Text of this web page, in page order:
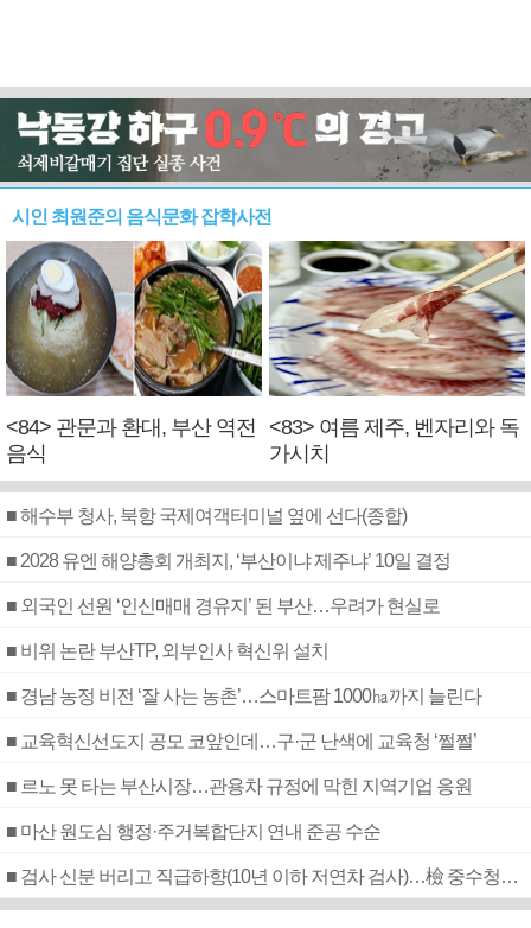
시인 최원준의 음식문화 잡학사전
<84> 관문과 환대, 부산 역전
음식
<83> 여름 제주, 벤자리와 독
가시치
■ 해수부 청사, 북항 국제여객터미널 옆에 선다(종합)
■ 2028 유엔 해양총회 개최지, ‘부산이냐 제주냐’ 10일 결정
■ 외국인 선원 ‘인신매매 경유지’ 된 부산…우려가 현실로
■ 비위 논란 부산TP, 외부인사 혁신위 설치
■ 경남 농정 비전 ‘잘 사는 농촌’…스마트팜 1000㏊까지 늘린다
■ 교육혁신선도지 공모 코앞인데…구·군 난색에 교육청 ‘쩔쩔’
■ 르노 못 타는 부산시장…관용차 규정에 막힌 지역기업 응원
■ 마산 원도심 행정·주거복합단지 연내 준공 수순
■ 검사 신분 버리고 직급하향(10년 이하 저연차 검사)…檢 중수청행 기피